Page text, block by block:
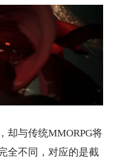
却与传统MMORPG将
全不同，对应的是截